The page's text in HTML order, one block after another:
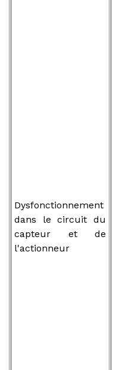
Dysfonctionnement
dans le circuit du
capteur et de
l'actionneur